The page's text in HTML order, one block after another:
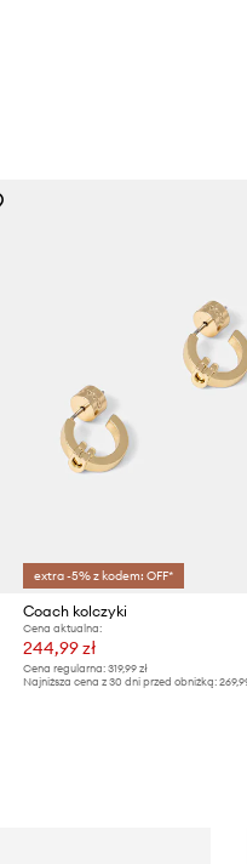
extra -5% z kodem: OFF*
Coach kolczyki
Cena aktualna:
244,99 zł
Cena regularna: 319,99 zł
Najniższa cena z 30 dni przed obniżką: